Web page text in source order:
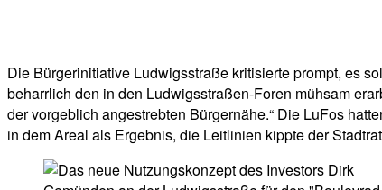
Die Bürgerinitiative Ludwigsstraße kritisierte prompt, es
beharrlich den in den Ludwigsstraßen-Foren mühsam
der vorgeblich angestrebten Bürgernähe.“ Die LuFos
in dem Areal als Ergebnis, die Leitlinien kippte der Stadtrat